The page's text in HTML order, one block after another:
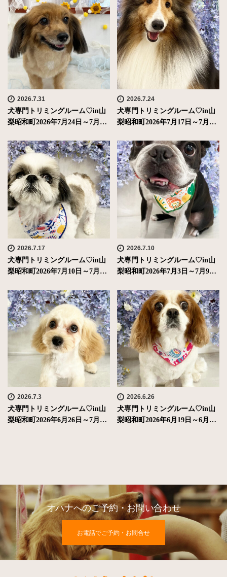
2026.7.31
犬専門トリミングルーム♡in山
梨昭和町2026年7月24日～7月…
2026.7.24
犬専門トリミングルーム♡in山
梨昭和町2026年7月17日～7月…
2026.7.17
犬専門トリミングルーム♡in山
梨昭和町2026年7月10日～7月…
2026.7.10
犬専門トリミングルーム♡in山
梨昭和町2026年7月3日～7月9…
2026.7.3
犬専門トリミングルーム♡in山
梨昭和町2026年6月26日～7月…
2026.6.26
犬専門トリミングルーム♡in山
梨昭和町2026年6月19日～6月…
オハナへのご予約・お問い合わせ
お電話でご予約・お問合せ